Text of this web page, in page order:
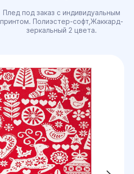
Плед под заказ с индивидуальным
принтом. Полиэстер-софт,Жаккард-
зеркальный 2 цвета.